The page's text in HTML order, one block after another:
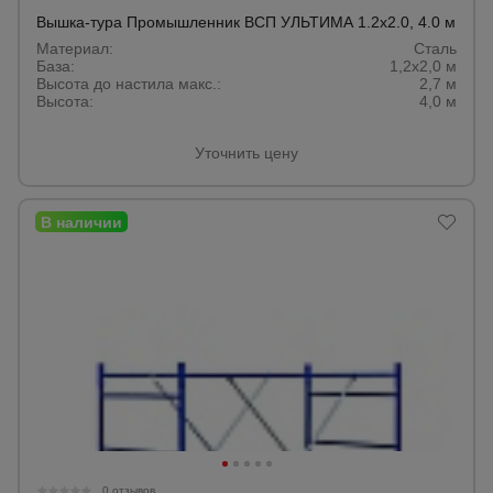
Вышка-тура Промышленник ВСП УЛЬТИМА 1.2х2.0, 4.0 м
Материал:
Сталь
База:
1,2х2,0 м
Высота до настила макс.:
2,7 м
Высота:
4,0 м
Уточнить цену
0 отзывов